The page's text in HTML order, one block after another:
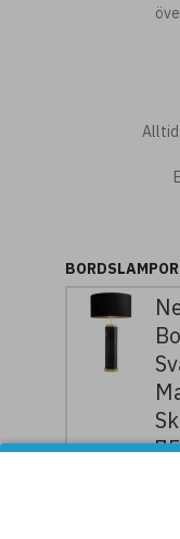
BORDSLAMPOR